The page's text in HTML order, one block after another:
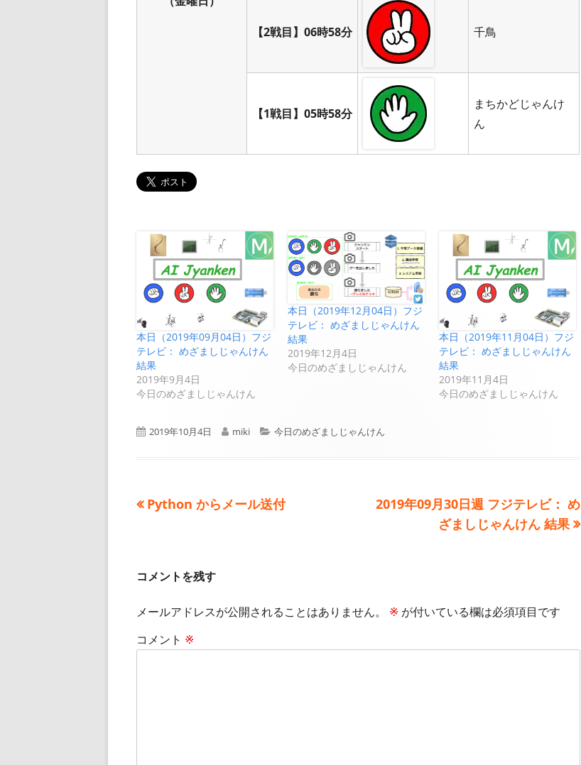
【2戦目】06時58分 千鳥
【1戦目】05時58分
まちかどじゃんけ
ん
本日（2019年09月04日）フジ
テレビ： めざましじゃんけん
結果
2019年9月4日
今日のめざましじゃんけん
本日（2019年12月04日）フジ
テレビ： めざましじゃんけん
結果
2019年12月4日
今日のめざましじゃんけん
本日（2019年11月04日）フジ
テレビ： めざましじゃんけん
結果
2019年11月4日
今日のめざましじゃんけん
公
2019年10月4日
作
miki
カ
ー
今日のめざましじゃんけん
投
ナ
ゲ
前
Python からメール送付
次
2019年09月30日週 フジテレビ： め
ざましじゃんけん 結果
コメントを残す
メールアドレスが公開されることはありません。 ※ が付いている欄は必須項目です
コメント ※